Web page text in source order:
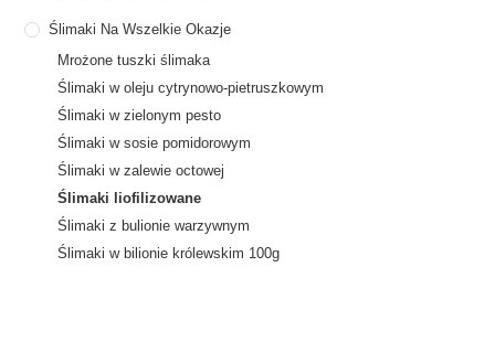
Ślimaki Na Wszelkie Okazje
Mrożone tuszki ślimaka
Ślimaki w oleju cytrynowo-pietruszkowym
Ślimaki w zielonym pesto
Ślimaki w sosie pomidorowym
Ślimaki w zalewie octowej
Ślimaki liofilizowane
Ślimaki z bulionie warzywnym
Ślimaki w bilionie królewskim 100g